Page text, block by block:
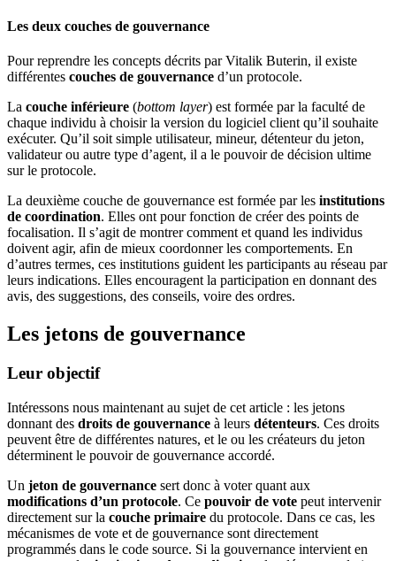
Les deux couches de gouvernance
Pour reprendre les concepts décrits par Vitalik Buterin, il existe
différentes couches de gouvernance d’un protocole.
La couche inférieure (bottom layer) est formée par la faculté de
chaque individu à choisir la version du logiciel client qu’il souhaite
exécuter. Qu’il soit simple utilisateur, mineur, détenteur du jeton,
validateur ou autre type d’agent, il a le pouvoir de décision ultime
sur le protocole.
La deuxième couche de gouvernance est formée par les institutions
de coordination. Elles ont pour fonction de créer des points de
focalisation. Il s’agit de montrer comment et quand les individus
doivent agir, afin de mieux coordonner les comportements. En
d’autres termes, ces institutions guident les participants au réseau par
leurs indications. Elles encouragent la participation en donnant des
avis, des suggestions, des conseils, voire des ordres.
Les jetons de gouvernance
Leur objectif
Intéressons nous maintenant au sujet de cet article : les jetons
donnant des droits de gouvernance à leurs détenteurs. Ces droits
peuvent être de différentes natures, et le ou les créateurs du jeton
déterminent le pouvoir de gouvernance accordé.
Un jeton de gouvernance sert donc à voter quant aux
modifications d’un protocole. Ce pouvoir de vote peut intervenir
directement sur la couche primaire du protocole. Dans ce cas, les
mécanismes de vote et de gouvernance sont directement
programmés dans le code source. Si la gouvernance intervient en